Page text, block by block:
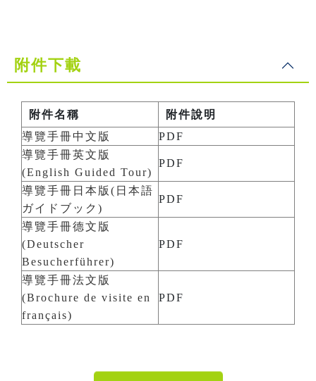
附件下載
附件名稱
附件說明
導覽手冊中文版
PDF
導覽手冊英文版
(English Guided Tour)
PDF
導覽手冊日本版(日本語
ガイドブック)
PDF
導覽手冊德文版
(Deutscher
Besucherführer)
PDF
導覽手冊法文版
(Brochure de visite en
français)
PDF